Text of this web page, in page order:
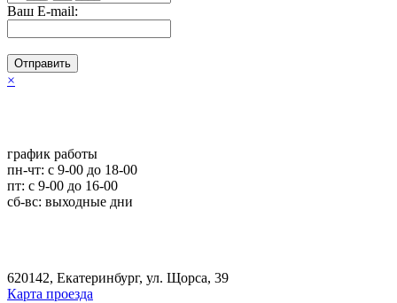
Ваш E-mail:
Отправить
×
график работы
пн-чт: c 9-00 до 18-00
пт: с 9-00 до 16-00
сб-вс: выходные дни
620142, Екатеринбург, ул. Щорса, 39
Карта проезда